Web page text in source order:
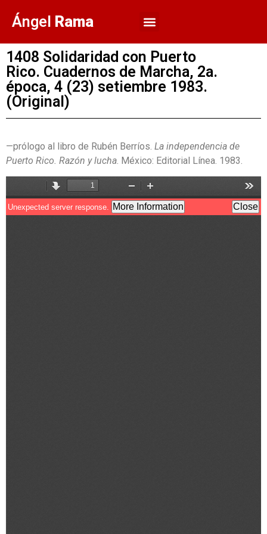
Ángel Rama
1408 Solidaridad con Puerto
Rico. Cuadernos de Marcha, 2a.
época, 4 (23) setiembre 1983.
(Original)
—prólogo al libro de Rubén Berríos. La independencia de
Puerto Rico. Razón y lucha. México: Editorial Línea. 1983.